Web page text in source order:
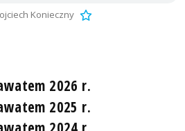
Konieczny
2026 r.
2025 r.